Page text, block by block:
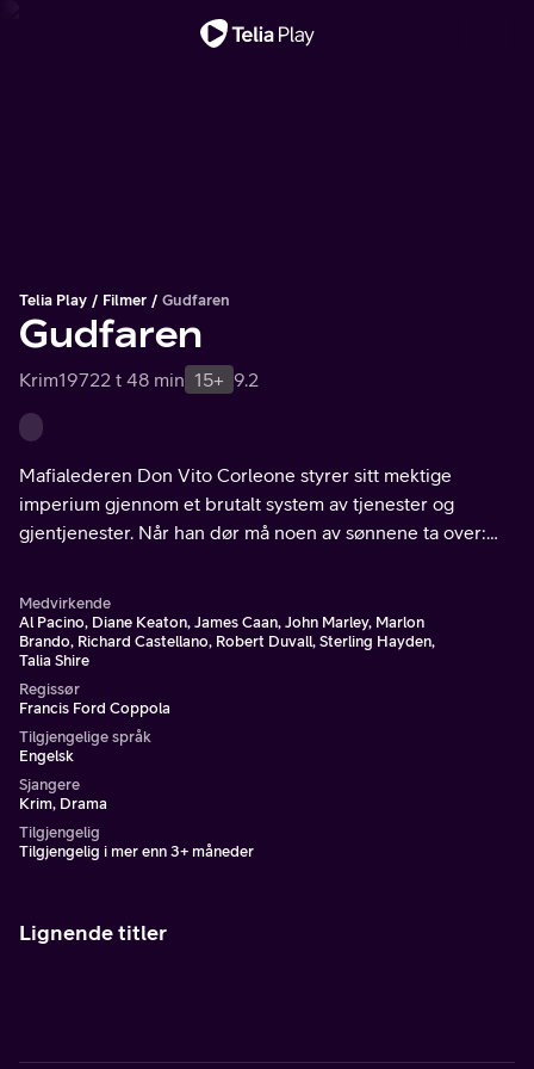
Telia Play Filmer Gudfaren
Gudfaren
Krim19722 t 48 min 15+ 9.2
Mafialederen Don Vito Corleone styrer sitt mektige
imperium gjennom et brutalt system av tjenester og
gjentjenester. Når han dør må noen av sønnene ta over:
Medvirkende
Al Pacino, Diane Keaton, James Caan, John Marley, Marlon
Brando, Richard Castellano, Robert Duvall, Sterling Hayden,
Talia Shire
Regissør
Francis Ford Coppola
Tilgjengelige språk
Engelsk
Sjangere
Krim, Drama
Tilgjengelig
Tilgjengelig i mer enn 3+ måneder
Lignende titler